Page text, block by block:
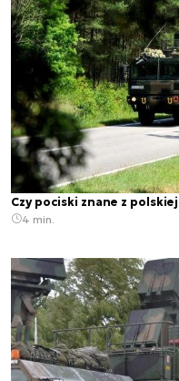
Czy pociski znane z
4 min.